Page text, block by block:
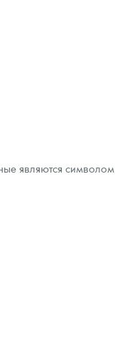
являются символом